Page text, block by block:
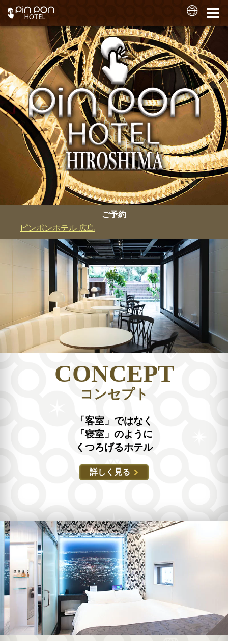
ご予約
ピンポンホテル 広島
CONCEPT
コンセプト
「客室」ではなく
「寝室」のように
くつろげるホテル
詳しく見る